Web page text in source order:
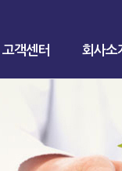
고객센터 회사소